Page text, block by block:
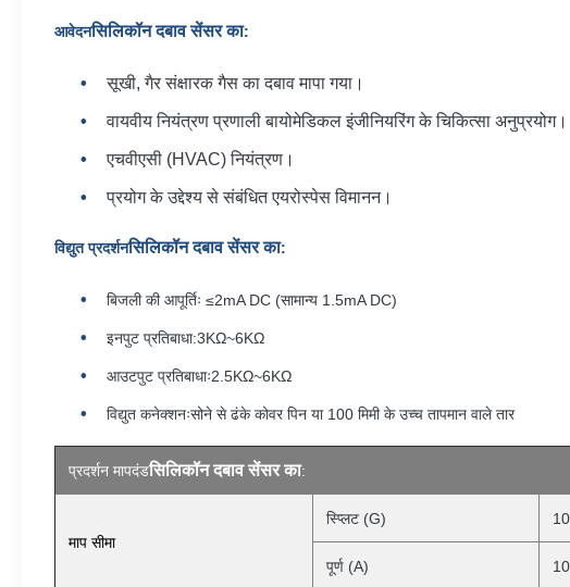
आवेदनसिलिकॉन दबाव सेंसर का:
सूखी, गैर संक्षारक गैस का दबाव मापा गया।
वायवीय नियंत्रण प्रणाली बायोमेडिकल इंजीनियरिंग के चिकित्सा अनुप्रयोग।
एचवीएसी (HVAC) नियंत्रण।
प्रयोग के उद्देश्य से संबंधित एयरोस्पेस विमानन।
विद्युत प्रदर्शनसिलिकॉन दबाव सेंसर का:
बिजली की आपूर्तिः ≤2mA DC (सामान्य 1.5mA DC)
इनपुट प्रतिबाधा:3KΩ~6KΩ
आउटपुट प्रतिबाधाः2.5KΩ~6KΩ
विद्युत कनेक्शनःसोने से ढंके कोवर पिन या 100 मिमी के उच्च तापमान वाले तार
प्रदर्शन मापदंडसिलिकॉन दबाव सेंसर का:
माप सीमा
स्प्लिट (G)
पूर्ण (A)